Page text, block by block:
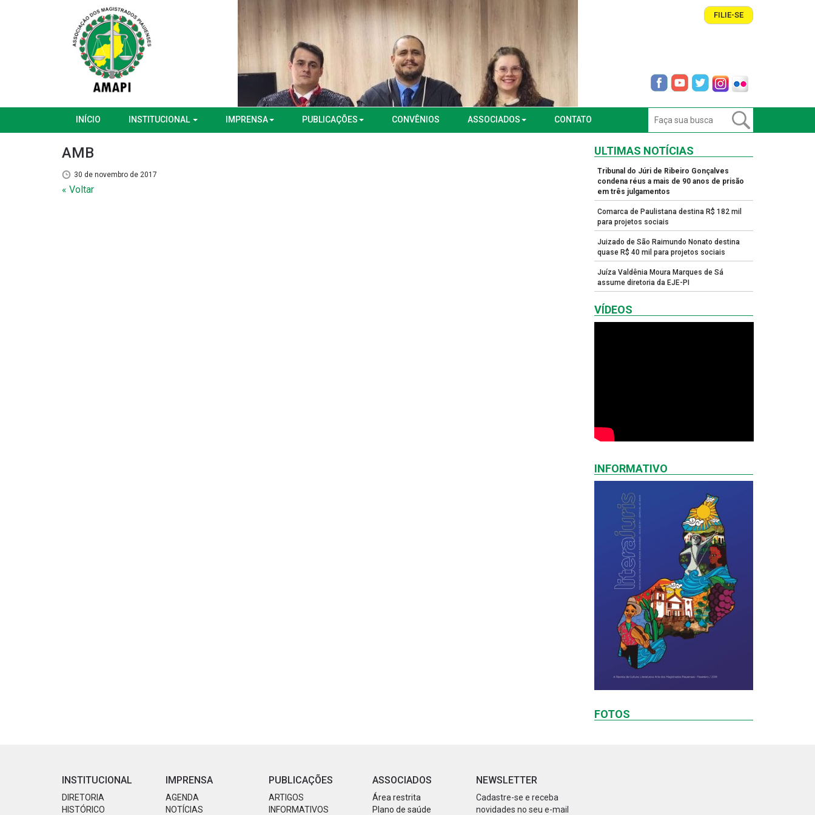
FILIE-SE
INÍCIO INSTITUCIONAL IMPRENSA PUBLICAÇÕES CONVÊNIOS ASSOCIADOS CONTATO
AMB
30 de novembro de 2017
« Voltar
ULTIMAS NOTÍCIAS
Tribunal do Júri de Ribeiro Gonçalves
condena réus a mais de 90 anos de prisão
em três julgamentos
Comarca de Paulistana destina R$ 182 mil
para projetos sociais
Juizado de São Raimundo Nonato destina
quase R$ 40 mil para projetos sociais
Juíza Valdênia Moura Marques de Sá
assume diretoria da EJE-PI
VÍDEOS
INFORMATIVO
FOTOS
INSTITUCIONAL
DIRETORIA
HISTÓRICO
IMPRENSA
AGENDA
NOTÍCIAS
PUBLICAÇÕES
ARTIGOS
INFORMATIVOS
ASSOCIADOS
Área restrita
Plano de saúde
NEWSLETTER
Cadastre-se e receba
novidades no seu e-mail